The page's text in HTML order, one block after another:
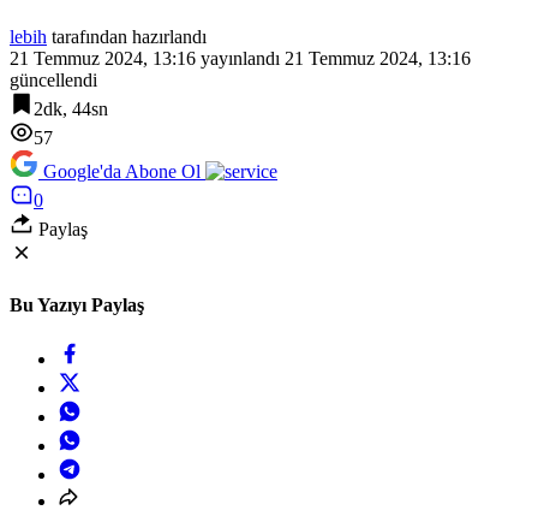
lebih tarafından hazırlandı
21 Temmuz 2024, 13:16 yayınlandı 21 Temmuz 2024, 13:16
güncellendi
2dk, 44sn
57
Google'da Abone Ol
0
Paylaş
Bu Yazıyı Paylaş